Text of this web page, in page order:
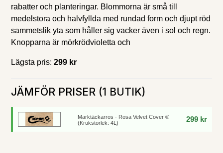
rabatter och planteringar. Blommorna är små till
medelstora och halvfyllda med rundad form och djupt röd
sammetslik yta som håller sig vacker även i sol och regn.
Knopparna är mörkrödvioletta och
Lägsta pris: 299 kr
JÄMFÖR PRISER (1 BUTIK)
Marktäckarros - Rosa Velvet Cover ®
(Krukstorlek: 4L)
299 kr